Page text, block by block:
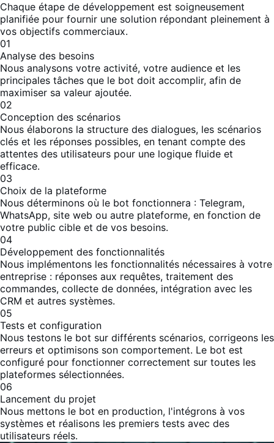
Chaque étape de développement est soigneusement
planifiée pour fournir une solution répondant pleinement à
vos objectifs commerciaux.
01
Analyse des besoins
Nous analysons votre activité, votre audience et les
principales tâches que le bot doit accomplir, afin de
maximiser sa valeur ajoutée.
02
Conception des scénarios
Nous élaborons la structure des dialogues, les scénarios
clés et les réponses possibles, en tenant compte des
attentes des utilisateurs pour une logique fluide et
efficace.
03
Choix de la plateforme
Nous déterminons où le bot fonctionnera : Telegram,
WhatsApp, site web ou autre plateforme, en fonction de
votre public cible et de vos besoins.
04
Développement des fonctionnalités
Nous implémentons les fonctionnalités nécessaires à votre
entreprise : réponses aux requêtes, traitement des
commandes, collecte de données, intégration avec les
CRM et autres systèmes.
05
Tests et configuration
Nous testons le bot sur différents scénarios, corrigeons les
erreurs et optimisons son comportement. Le bot est
configuré pour fonctionner correctement sur toutes les
plateformes sélectionnées.
06
Lancement du projet
Nous mettons le bot en production, l'intégrons à vos
systèmes et réalisons les premiers tests avec des
utilisateurs réels.